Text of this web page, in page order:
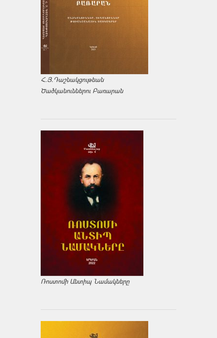
Հ.Յ.Դաշնակցութեան
Ծածկանուններու Բառարան
Ռոստոմի Անտիպ Նամակները